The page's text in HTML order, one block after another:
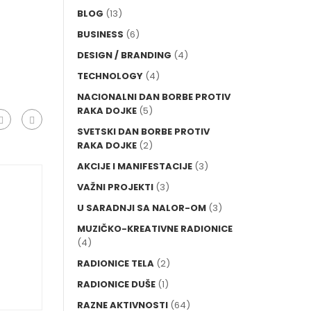
BLOG (13)
BUSINESS (6)
DESIGN / BRANDING (4)
TECHNOLOGY (4)
NACIONALNI DAN BORBE PROTIV
RAKA DOJKE (5)
SVETSKI DAN BORBE PROTIV
RAKA DOJKE (2)
AKCIJE I MANIFESTACIJE (3)
VAŽNI PROJEKTI (3)
U SARADNJI SA NALOR-OM (3)
MUZIČKO-KREATIVNE RADIONICE
(4)
RADIONICE TELA (2)
RADIONICE DUŠE (1)
RAZNE AKTIVNOSTI (64)